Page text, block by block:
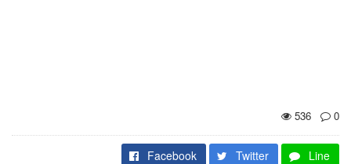
536 0
Facebook Twitter Line